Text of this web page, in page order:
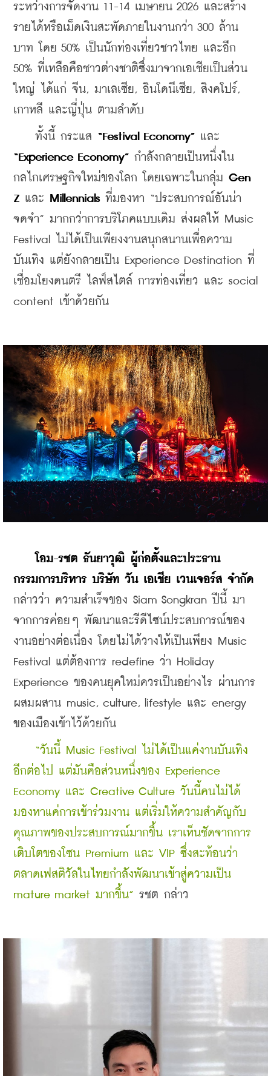
ระหว่างการจัดงาน 11-14 เมษายน 2026 และสร้าง
รายได้หรือเม็ดเงินสะพัดภายในงานกว่า 300 ล้าน
บาท โดย 50% เป็นนักท่องเที่ยวชาวไทย และอีก
50% ที่เหลือคือชาวต่างชาติซึ่งมาจากเอเชียเป็นส่วน
ใหญ่ ได้แก่ จีน, มาเลเซีย, อินโดนีเซีย, สิงคโปร์,
เกาหลี และญี่ปุ่น ตามลำดับ
ทั้งนี้ กระแส “Festival Economy”
“Experience Economy” กำลังกลายเป็นหนึ่งใน
กลไกเศรษฐกิจใหม่ของโลก โดยเฉพาะในกลุ่ม Gen
Z และ Millennials ที่มองหา “ประสบการณ์อันน่า
จดจำ” มากกว่าการบริโภคแบบเดิม ส่งผลให้ Music
Festival ไม่ได้เป็นเพียงงานสนุกสนานเพื่อความ
บันเทิง แต่ยังกลายเป็น Experience Destination ที่
เชื่อมโยงดนตรี ไลฟ์สไตล์ การท่องเที่ยว และ social
content เข้าด้วยกัน
โอม-รชต ธันยาวุฒิ ผู้ก่อตั้งและประธาน
กรรมการบริหาร บริษัท วัน เอเชีย เวนเจอร์ส จำกัด
กล่าวว่า ความสำเร็จของ Siam Songkran ปีนี้ มา
จากการค่อยๆ พัฒนาและรีดีไซน์ประสบการณ์ของ
งานอย่างต่อเนื่อง โดยไม่ได้วางให้เป็นเพียง Music
Festival แต่ต้องการ redefine ว่า Holiday
Experience ของคนยุคใหม่ควรเป็นอย่างไร ผ่านการ
ผสมผสาน music, culture, lifestyle และ energy
ของเมืองเข้าไว้ด้วยกัน
“วันนี้ Music Festival ไม่ได้เป็นแค่งานบันเทิง
อีกต่อไป แต่มันคือส่วนหนึ่งของ Experience
Economy และ Creative Culture วันนี้คนไม่ได้
มองหาแค่การเข้าร่วมงาน แต่เริ่มให้ความสำคัญกับ
คุณภาพของประสบการณ์มากขึ้น เราเห็นชัดจากการ
เติบโตของโซน Premium และ VIP ซึ่งสะท้อนว่า
ตลาดเฟสติวัลในไทยกำลังพัฒนาเข้าสู่ความเป็น
mature market มากขึ้น” รชต กล่าว